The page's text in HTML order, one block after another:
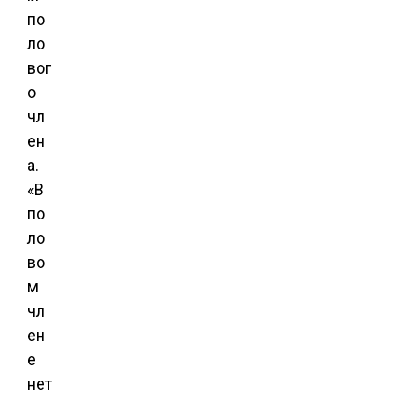
по
ло
вог
о
чл
ен
а.
«В
по
ло
во
м
чл
ен
е
нет